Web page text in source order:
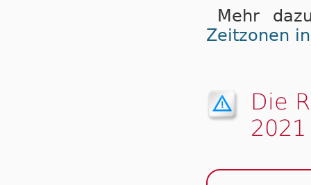
Mehr
Zeitzonen
Die
2021